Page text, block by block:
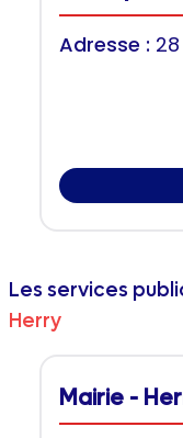
Adresse :
Les services
Herry
Mairie -